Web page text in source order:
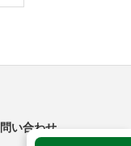
い合わせ